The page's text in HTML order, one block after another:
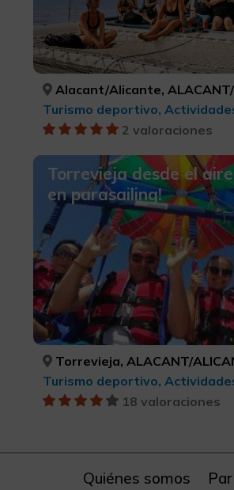
Alacant/Alicante, ALACANT/
Turismo deportivo,
2 valoraciones
Torrevieja desde el
en parasailing!
Torrevieja, ALACANT/
Turismo deportivo,
18 valoraciones
Quiénes somos